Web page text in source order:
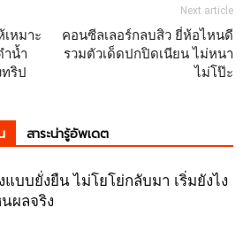
เหมาะ
ำน้ำ
ริป
Next article
คอนซีลเลอร์กลบสิว ยี่ห้อไหนดี
รวมตัวเด็ดปกปิดเนียน ไม่หนา
ไม่โป๊ะ
สาระน่ารู้อัพเดต
แบบยั่งยืน ไม่โยโย่กลับมา เริ่มยังไง
ผลจริง